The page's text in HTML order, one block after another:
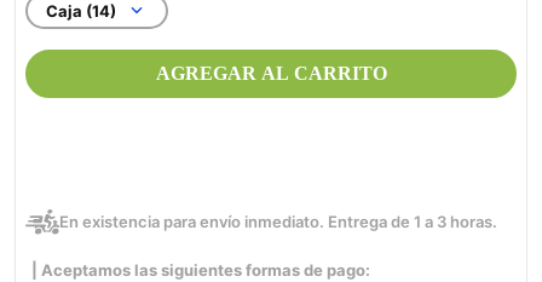
Caja (14)
AGREGAR AL CARRITO
En existencia para envío inmediato. Entrega de 1 a 3 horas.
| Aceptamos las siguientes formas de pago: